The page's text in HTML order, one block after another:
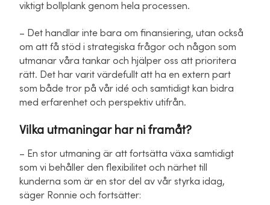
viktigt bollplank genom hela processen.
– Det handlar inte bara om finansiering, utan också
om att få stöd i strategiska frågor och någon som
utmanar våra tankar och hjälper oss att prioritera
rätt. Det har varit värdefullt att ha en extern part
som både tror på vår idé och samtidigt kan bidra
med erfarenhet och perspektiv utifrån.
Vilka utmaningar har ni framåt?
– En stor utmaning är att fortsätta växa samtidigt
som vi behåller den flexibilitet och närhet till
kunderna som är en stor del av vår styrka idag,
säger Ronnie och fortsätter: